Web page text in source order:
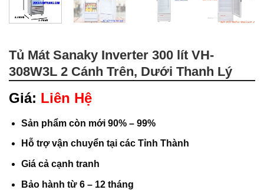
Tủ Mát Sanaky Inverter 300 lít VH-
308W3L 2 Cánh Trên, Dưới Thanh Lý
Giá: Liên Hệ
Sản phẩm còn mới 90% – 99%
Hỗ trợ vận chuyển tại các Tỉnh Thành
Giá cả cạnh tranh
Bảo hành từ 6 – 12 tháng